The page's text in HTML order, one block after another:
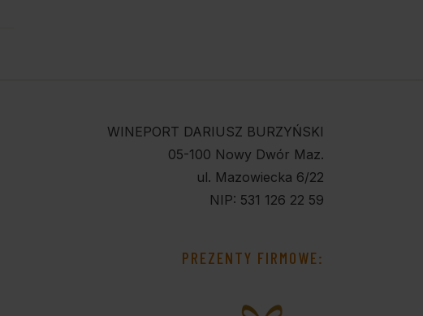
WINEPORT DARIUSZ BURZYŃSKI
05-100 Nowy Dwór Maz.
ul. Mazowiecka 6/22
NIP: 531 126 22 59
PREZENTY FIRMOWE: